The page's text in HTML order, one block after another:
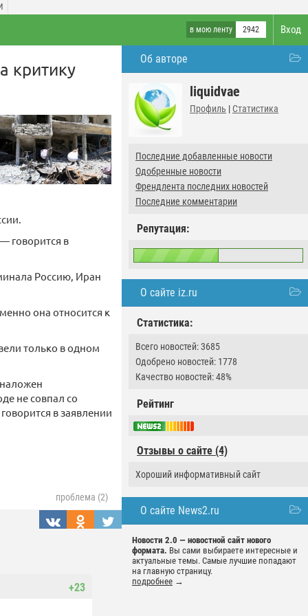
Вход
в мою ленту 2942
Об авторе
liquidvae
Профиль | Статистика
Последние добавленные новости
Одобренные новости
Френдлента последних новостей
Последние комментарии
Репутация:
О сайте iz.ru
Статистика:
Всего новостей: 3685
Одобрено новостей: 1778
Качество новостей: 48%
Рейтинг
Отзывы о сайте (4)
Хороший информативный сайт
О сайте News2.ru
Новости 2.0 — новостной сайт нового
формата. Вы сами выбираете интересные и
актуальные темы. Самые лучшие попадают
на главную страницу.
подробнее →
критику
говорится в
Россию, Иран
она относится к
только в одном
не совпал со
в заявлении
проблема (2)
+23